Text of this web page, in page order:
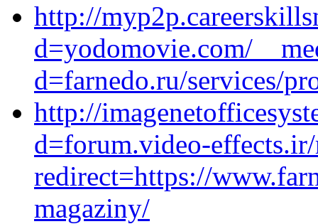
http://
d=yodomovie.com/
d=farnedo.ru/services/
http://
d=forum.video-
redirect=https://
magaziny/